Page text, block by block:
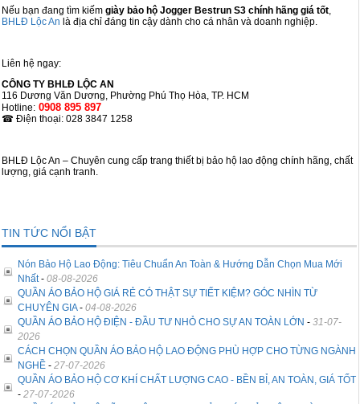
Nếu bạn đang tìm kiếm giày bảo hộ Jogger Bestrun S3 chính hãng giá tốt
BHLĐ Lộc An là địa chỉ đáng tin cậy dành cho cá nhân và doanh nghiệp.
Liên hệ ngay:
CÔNG TY BHLĐ LỘC AN
116 Dương Văn Dương, Phường Phú Thọ Hòa, TP. HCM
Hotline: 0908 895 897
☎ Điện thoại: 028 3847 1258
BHLĐ Lộc An – Chuyên cung cấp trang thiết bị bảo hộ lao động chính hãng, chất
lượng, giá cạnh tranh.
TIN TỨC NỔI BẬT
Nón Bảo Hộ Lao Động: Tiêu Chuẩn An Toàn & Hướng Dẫn Chọn Mua Mới
Nhất- 08-08-2026
QUẦN ÁO BẢO HỘ GIÁ RẺ CÓ THẬT SỰ TIẾT KIỆM? GÓC NHÌN TỪ
CHUYÊN GIA- 04-08-2026
QUẦN ÁO BẢO HỘ ĐIỆN - ĐẦU TƯ NHỎ CHO SỰ AN TOÀN LỚN - 31-07-
2026
CÁCH CHỌN QUẦN ÁO BẢO HỘ LAO ĐỘNG PHÙ HỢP CHO TỪNG NGÀNH
NGHỀ - 27-07-2026
QUẦN ÁO BẢO HỘ CƠ KHÍ CHẤT LƯỢNG CAO - BỀN BỈ, AN TOÀN, GIÁ TỐT
- 27-07-2026